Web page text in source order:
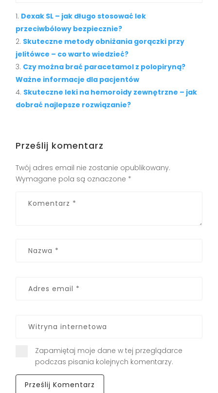
Dexak SL – jak długo stosować lek
przeciwbólowy bezpiecznie?
Skuteczne metody obniżania gorączki przy
jelitówce – co warto wiedzieć?
Czy można brać paracetamol z polopiryną?
Ważne informacje dla pacjentów
Skuteczne leki na hemoroidy zewnętrzne – jak
dobrać najlepsze rozwiązanie?
Prześlij komentarz
Twój adres email nie zostanie opublikowany.
Wymagane pola są oznaczone *
Zapamiętaj moje dane w tej przeglądarce
podczas pisania kolejnych komentarzy.